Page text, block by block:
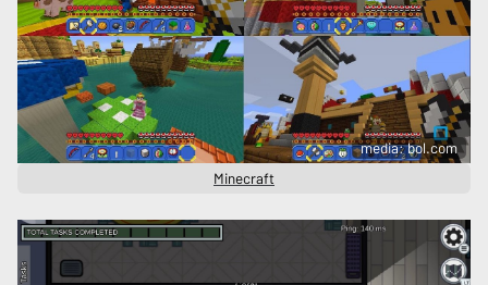
media: bol.com
Minecraft